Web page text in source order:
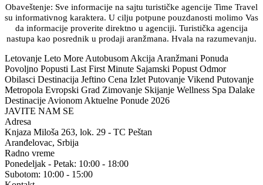
Obaveštenje: Sve informacije na sajtu turističke agencije Time Travel
su informativnog karaktera. U cilju potpune pouzdanosti molimo Vas
da informacije proverite direktno u agenciji. Turistička agencija
nastupa kao posrednik u prodaji aranžmana. Hvala na razumevanju.
Letovanje Leto More Autobusom Akcija Aranžmani Ponuda
Povoljno Popusti Last First Minute Sajamski Popust Odmor
Obilasci Destinacija Jeftino Cena Izlet Putovanje Vikend Putovanje
Metropola Evropski Grad Zimovanje Skijanje Wellness Spa Dalake
Destinacije Avionom Aktuelne Ponude 2026
JAVITE NAM SE
Adresa
Knjaza Miloša 263, lok. 29 - TC Peštan
Aranđelovac, Srbija
Radno vreme
Ponedeljak - Petak: 10:00 - 18:00
Subotom: 10:00 - 15:00